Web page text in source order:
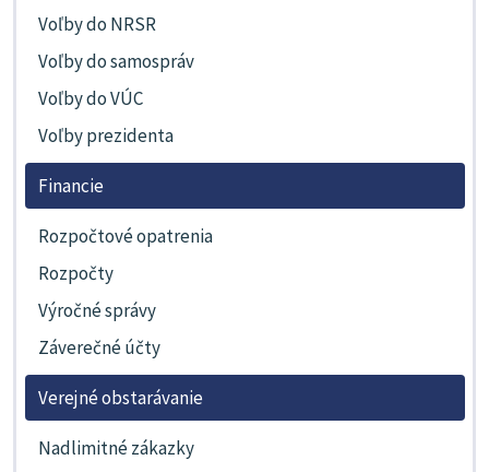
Voľby do NRSR
Voľby do samospráv
Voľby do VÚC
Voľby prezidenta
Financie
Rozpočtové opatrenia
Rozpočty
Výročné správy
Záverečné účty
Verejné obstarávanie
Nadlimitné zákazky